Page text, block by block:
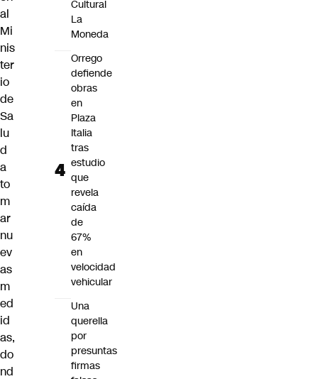
al
Mi
nis
ter
io
de
Sa
lu
d
a
to
m
ar
nu
ev
as
m
ed
id
as,
do
nd
Cultural
La
Moneda
Orrego
defiende
obras
en
Plaza
Italia
tras
estudio
que
revela
caída
de
67%
en
velocidad
vehicular
Una
querella
por
presuntas
firmas